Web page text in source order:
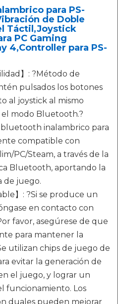
para PS-
de Doble
Táctil,Joystick
PC Gaming
4,Controller para PS-
】: ?Método de
pulsados los botones
al joystick al mismo
modo Bluetooth.?
bluetooth inalambrico para
compatible con
PC/Steam, a través de la
Bluetooth, aportando la
de juego.
】: ?Si se produce un
en contacto con
favor, asegúrese de que
para mantener la
utilizan chips de juego de
evitar la generación de
el juego, y lograr un
funcionamiento. Los
duales pueden mejorar